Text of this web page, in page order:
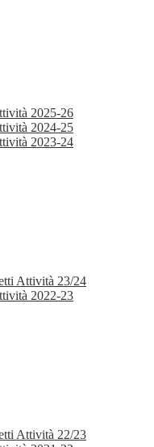
2025-26
2024-25
2023-24
Attività 23/24
2022-23
Attività 22/23